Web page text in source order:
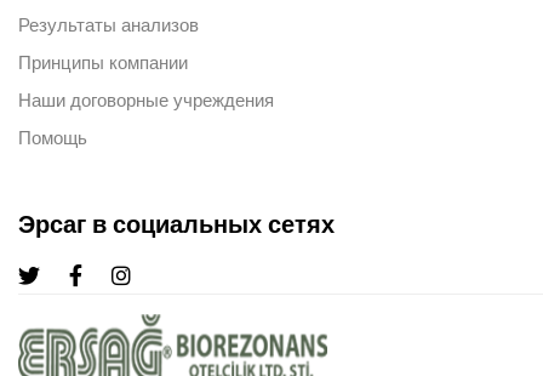
Результаты анализов
Принципы компании
Наши договорные учреждения
Помощь
Эрсаг в социальных сетях